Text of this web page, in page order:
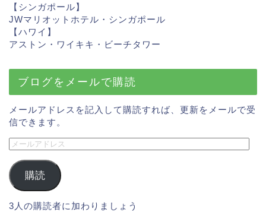
【シンガポール】
JWマリオットホテル・シンガポール
【ハワイ】
アストン・ワイキキ・ビーチタ ワー
ブログをメールで購読
メールアドレスを記入して購読すれば、更新をメールで受
信できます。
購読
3人の購読者に加わりましょう